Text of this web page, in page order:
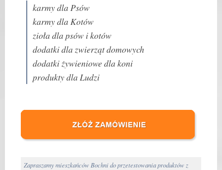
karmy dla Psów
karmy dla Kotów
zioła dla psów i kotów
dodatki dla zwierząt domowych
dodatki żywieniowe dla koni
produkty dla Ludzi
Zapraszamy mieszkańców Bochni do przetestowania produktów z